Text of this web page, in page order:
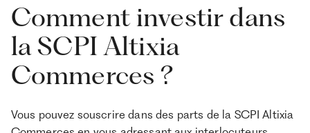
Comment investir dans
la SCPI Altixia
Commerces ?
Vous pouvez souscrire dans des parts de la SCPI Altixia